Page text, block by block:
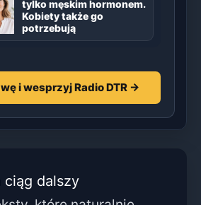
tylko męskim hormonem.
Kobiety także go
potrzebują
i wesprzyj Radio DTR →
ciąg dalszy